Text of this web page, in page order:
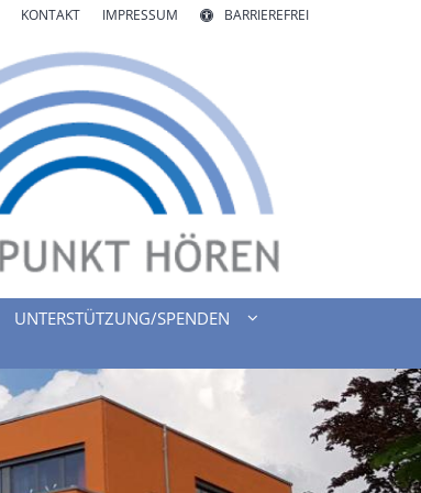
KONTAKT IMPRESSUM BARRIEREFREI
UNTERSTÜTZUNG/SPENDEN